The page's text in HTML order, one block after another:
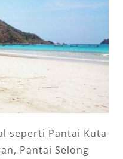
seperti Pantai Kuta
Pantai Selong